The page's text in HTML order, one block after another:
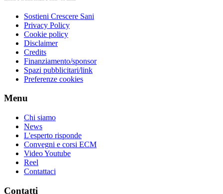
Sostieni Crescere Sani
Privacy Policy
Cookie policy
Disclaimer
Credits
Finanziamento/sponsor
Spazi pubblicitari/link
Preferenze cookies
Menu
Chi siamo
News
L'esperto risponde
Convegni e corsi ECM
Video Youtube
Reel
Contattaci
Contatti